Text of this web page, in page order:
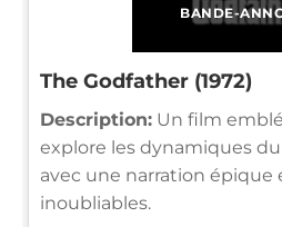
BANDE-
The Godfather (1972)
Description: Un film
explore les dynamiques
avec une narration épique
inoubliables.